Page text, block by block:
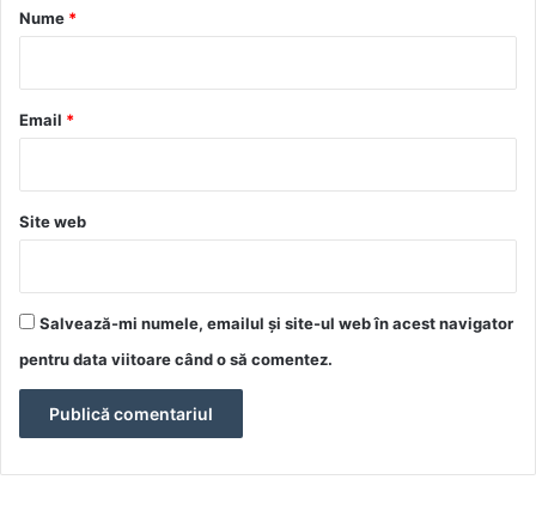
r
*
Nume *
Email *
Site web
Salvează-mi numele, emailul și site-ul web în acest navigator
pentru data viitoare când o să comentez.